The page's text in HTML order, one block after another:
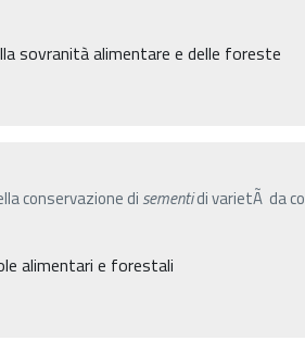
sovranità alimentare e delle foreste
conservazione di sementidi varietÃ da
alimentari e forestali